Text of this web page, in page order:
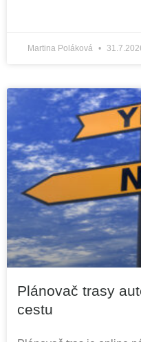
Martina Poláková
Plánovač trasy
cestu